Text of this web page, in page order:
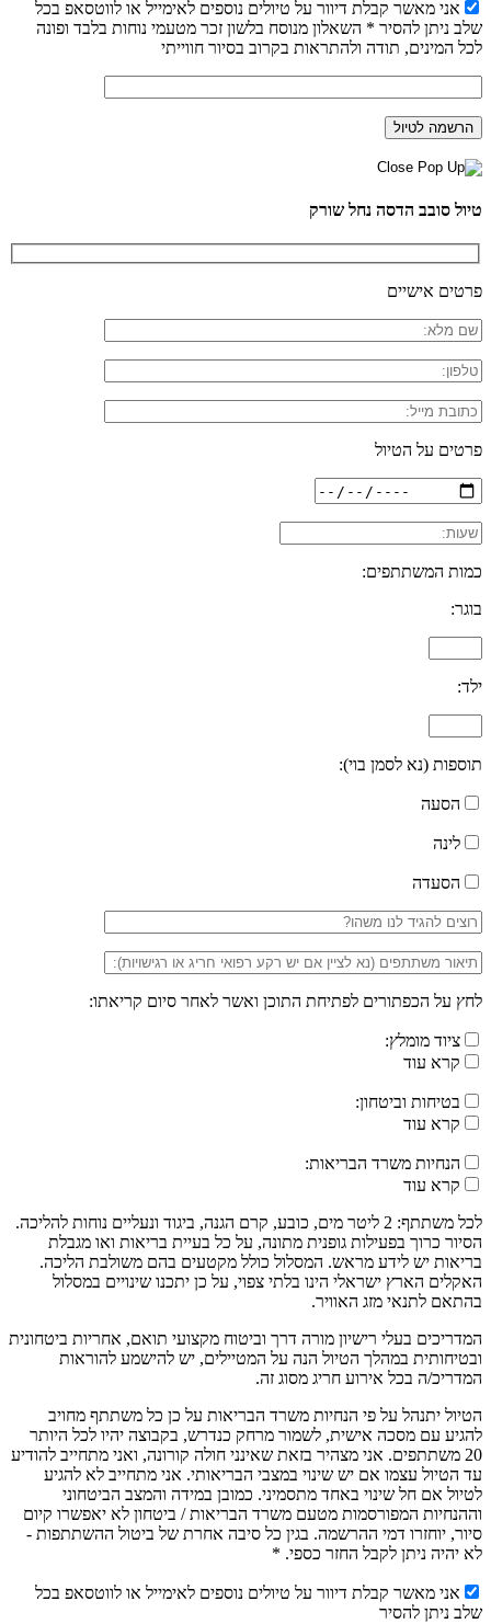
אני מאשר קבלת דיוור על טיולים נוספים לאימייל או לווטסאפ בכל
שלב ניתן להסיר * השאלון מנוסח בלשון זכר מטעמי נוחות בלבד ופונה
לכל המינים, תודה ולהתראות בקרוב בסיור חווייתי
טיול סובב הדסה נחל שורק
פרטים אישיים
פרטים על הטיול
כמות המשתתפים:
בוגר:
ילד:
תוספות (נא לסמן בוי):
הסעה
לינה
הסעדה
לחץ על הכפתורים לפתיחת התוכן ואשר לאחר סיום קריאתו:
ציוד מומלץ:
קרא עוד
בטיחות וביטחון:
קרא עוד
הנחיות משרד הבריאות:
קרא עוד
לכל משתתף: 2 ליטר מים, כובע, קרם הגנה, ביגוד ונעליים נוחות להליכה.
הסיור כרוך בפעילות גופנית מתונה, על כל בעיית בריאות ואו מגבלת
בריאות יש לידע מראש. המסלול כולל מקטעים בהם משולבת הליכה.
האקלים הארץ ישראלי הינו בלתי צפוי, על כן יתכנו שינויים במסלול
בהתאם לתנאי מזג האוויר.
המדריכים בעלי רישיון מורה דרך וביטוח מקצועי תואם, אחריות ביטחונית
ובטיחותית במהלך הטיול הנה על המטיילים, יש להישמע להוראות
המדריכ/ה בכל אירוע חריג מסוג זה.
הטיול יתנהל על פי הנחיות משרד הבריאות על כן כל משתתף מחויב
להגיע עם מסכה אישית, לשמור מרחק כנדרש, בקבוצה יהיו לכל היותר
20 משתתפים. אני מצהיר בזאת שאינני חולה קורונה, ואני מתחייב להודיע
עד הטיול עצמו אם יש שינוי במצבי הבריאותי. אני מתחייב לא להגיע
לטיול אם חל שינוי באחד מתסמיני. כמובן במידה והמצב הביטחוני
וההנחיות המפורסמות מטעם משרד הבריאות / ביטחון לא יאפשרו קיום
סיור, יוחזרו דמי ההרשמה. בגין כל סיבה אחרת של ביטול ההשתתפות -
לא יהיה ניתן לקבל החזר כספי. *
אני מאשר קבלת דיוור על טיולים נוספים לאימייל או לווטסאפ בכל
שלב ניתן להסיר